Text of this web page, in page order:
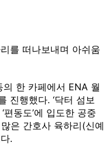
를 떠나보내며 아쉬움
한 카페에서 ENA 월
진행했다. ‘닥터 섬보
동도’에 입도한 공중
은 간호사 육하리(신예
.